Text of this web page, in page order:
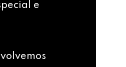
e